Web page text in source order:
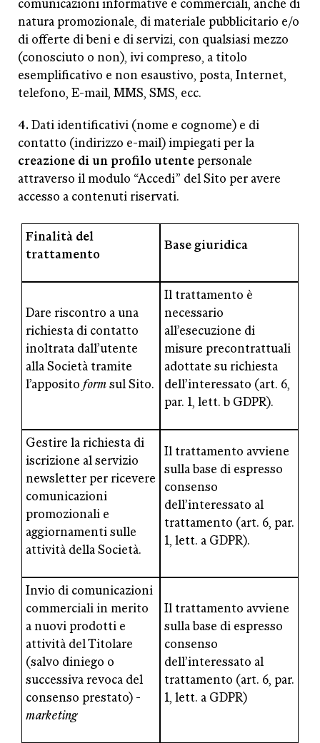
comunicazioni informative e commerciali, anche di
natura promozionale, di materiale pubblicitario e/o
di offerte di beni e di servizi, con qualsiasi mezzo
(conosciuto o non), ivi compreso, a titolo
esemplificativo e non esaustivo, posta, Internet,
telefono, E-mail, MMS, SMS, ecc.
4. Dati identificativi (nome e cognome) e di
contatto (indirizzo e-mail) impiegati per la
creazione di un profilo utente personale
attraverso il modulo “Accedi” del Sito per avere
accesso a contenuti riservati.
Finalità del
trattamento
Base giuridica
Dare riscontro a una
richiesta di contatto
inoltrata dall’utente
alla Società tramite
l’apposito form sul Sito.
Il trattamento è
necessario
all’esecuzione di
misure precontrattuali
adottate su richiesta
dell’interessato (art. 6,
par. 1, lett. b GDPR).
Gestire la richiesta di
iscrizione al servizio
newsletter per ricevere
comunicazioni
promozionali e
aggiornamenti sulle
attività della Società.
Il trattamento avviene
sulla base di espresso
consenso
dell’interessato al
trattamento (art. 6, par.
1, lett. a GDPR).
Invio di comunicazioni
commerciali in merito
a nuovi prodotti e
attività del Titolare
(salvo diniego o
successiva revoca del
consenso prestato) -
marketing
Il trattamento avviene
sulla base di espresso
consenso
dell’interessato al
trattamento (art. 6, par.
1, lett. a GDPR)